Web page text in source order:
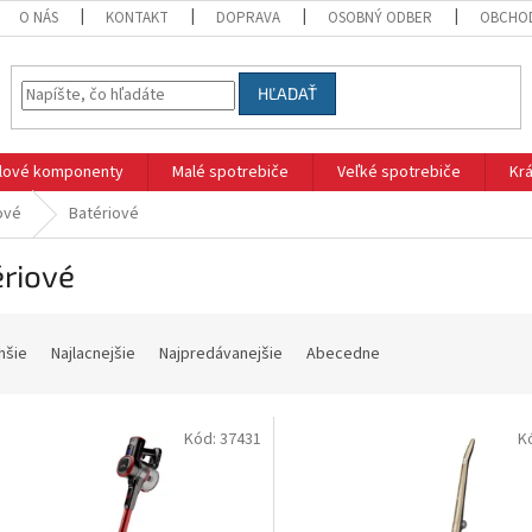
O NÁS KONTAKT DOPRAVA OSOBNÝ ODBER
HĽADAŤ
komponenty Malé spotrebiče Veľké spotrebiče
Batériové
Najlacnejšie Najpredávanejšie Abecedne
Kód: 37431